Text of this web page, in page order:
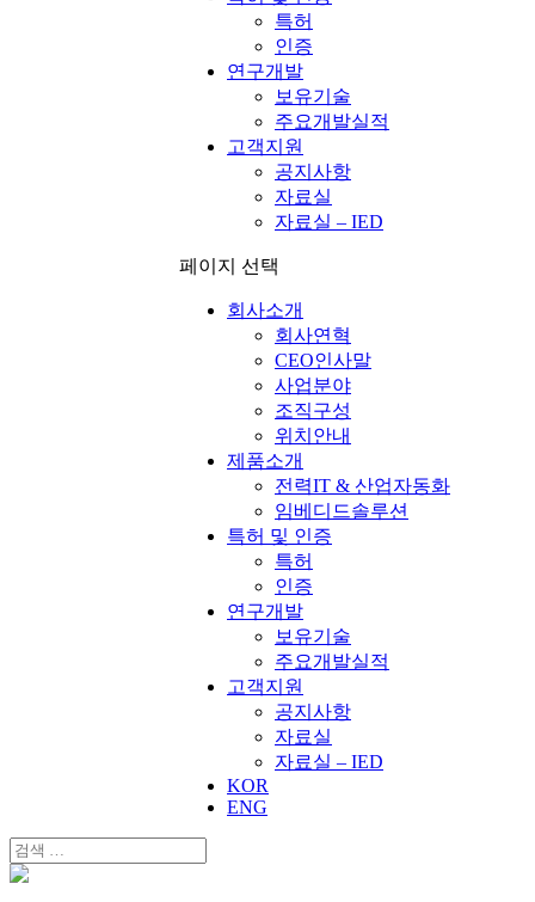
특허
인증
연구개발
보유기술
주요개발실적
고객지원
공지사항
자료실
자료실 – IED
페이지 선택
회사소개
회사연혁
CEO인사말
사업분야
조직구성
위치안내
제품소개
전력IT & 산업자동화
임베디드솔루션
특허 및 인증
특허
인증
연구개발
보유기술
주요개발실적
고객지원
공지사항
자료실
자료실 – IED
KOR
ENG